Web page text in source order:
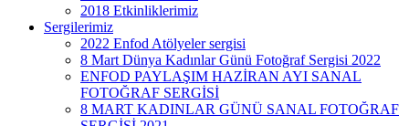
2018 Etkinliklerimiz
Sergilerimiz
2022 Enfod Atölyeler sergisi
8 Mart Dünya Kadınlar Günü Fotoğraf Sergisi 2022
ENFOD PAYLAŞIM HAZİRAN AYI SANAL
FOTOĞRAF SERGİSİ
8 MART KADINLAR GÜNÜ SANAL FOTOĞRAF